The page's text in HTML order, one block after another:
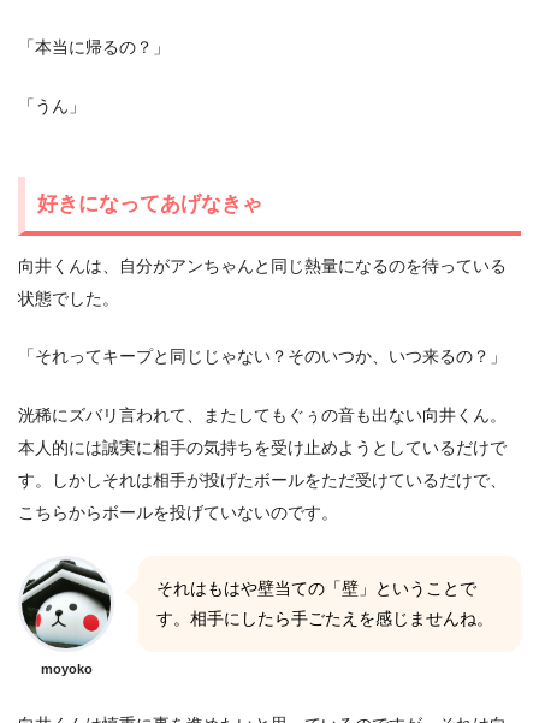
「本当に帰るの？」
「うん」
好きになってあげなきゃ
向井くんは、自分がアンちゃんと同じ熱量になるのを待っている
状態でした。
「それってキープと同じじゃない？そのいつか、いつ来るの？」
洸稀にズバリ言われて、またしてもぐぅの音も出ない向井くん。
本人的には誠実に相手の気持ちを受け止めようとしているだけで
す。しかしそれは相手が投げたボールをただ受けているだけで、
こちらからボールを投げていないのです。
moyoko
それはもはや壁当ての「壁」ということで
す。相手にしたら手ごたえを感じませんね。